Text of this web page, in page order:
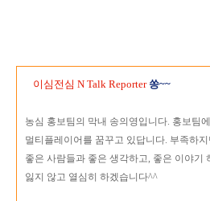
이심전심 N Talk Reporter 쏭~~
농심 홍보팀의 막내 송의영입니다. 홍보팀
멀티플레이어를 꿈꾸고 있답니다. 부족하
좋은 사람들과 좋은 생각하고, 좋은 이야기
잃지 않고 열심히 하겠습니다^^